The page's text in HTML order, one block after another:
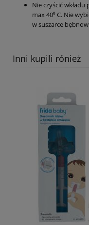
Nie czyścić
max 40⁰ C. Nie
w suszarce
Inni kupili rónież